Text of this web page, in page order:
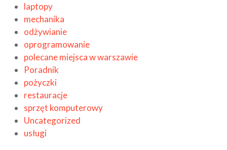
laptopy
mechanika
odżywianie
oprogramowanie
polecane miejsca w warszawie
Poradnik
pożyczki
restauracje
sprzęt komputerowy
Uncategorized
usługi